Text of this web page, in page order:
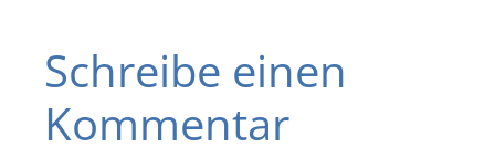
Schreibe einen
Kommentar